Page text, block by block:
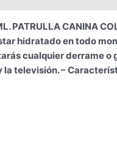
PATRULLA CANINA
hidratado en todo
cualquier derrame
televisión. –